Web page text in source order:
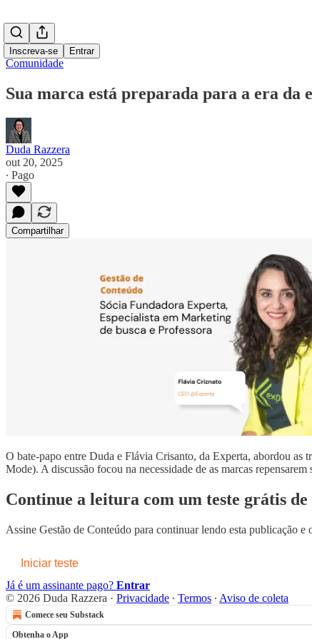
Inscreva-se Entrar
Comunidade
Sua marca está preparada para a era da
Duda Razzera
out 20, 2025
∙ Pago
Compartilhar
O bate-papo entre Duda e Flávia Crisanto, da Experta, abordou
Mode). A discussão focou na necessidade de as marcas
Continue a leitura com um teste grátis de
Assine Gestão de Conteúdo para continuar lendo esta publicação e
Iniciar teste
Já é um assinante pago? Entrar
© 2026 Duda Razzera · Privacidade ∙ Termos ∙ Aviso de coleta
Comece seu Substack
Obtenha o App